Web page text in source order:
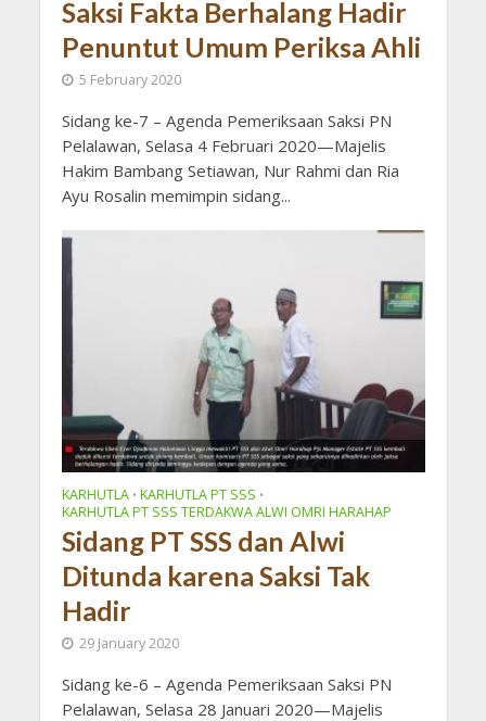
Saksi Fakta Berhalang Hadir
Penuntut Umum Periksa Ahli
5 February 2020
Sidang ke-7 – Agenda Pemeriksaan Saksi PN
Pelalawan, Selasa 4 Februari 2020—Majelis
Hakim Bambang Setiawan, Nur Rahmi dan Ria
Ayu Rosalin memimpin sidang...
KARHUTLA • KARHUTLA PT SSS •
KARHUTLA PT SSS TERDAKWA ALWI OMRI HARAHAP
Sidang PT SSS dan Alwi
Ditunda karena Saksi Tak
Hadir
29 January 2020
Sidang ke-6 – Agenda Pemeriksaan Saksi PN
Pelalawan, Selasa 28 Januari 2020—Majelis